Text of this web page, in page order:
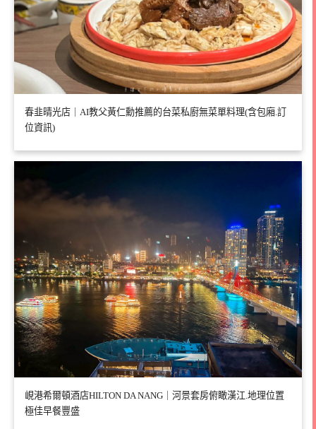
春韭晴光店｜AI教父黃仁勳推薦的台菜私廚無菜單料理(含包廂.訂
位資訊)
峴港希爾頓酒店HILTON DA NANG｜河景套房俯瞰漢江.地理位置
極佳早餐豐盛